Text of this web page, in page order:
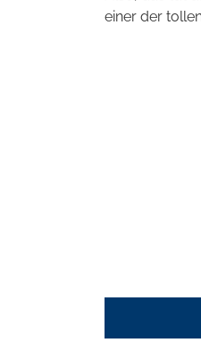
einer der